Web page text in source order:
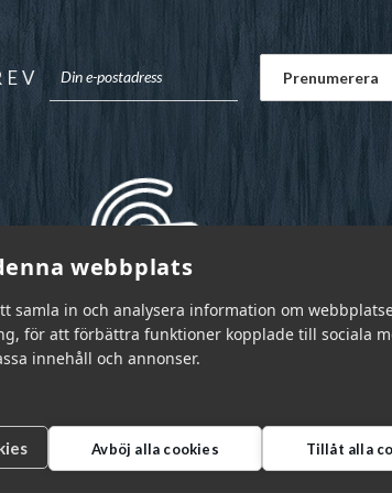
webbplats
samla in och analysera information om
för att förbättra funktioner kopplade till sociala
innehåll och annonser.
Avböj alla cookies Tillåt alla
© 2026 | info@garnr.se 031 - 92